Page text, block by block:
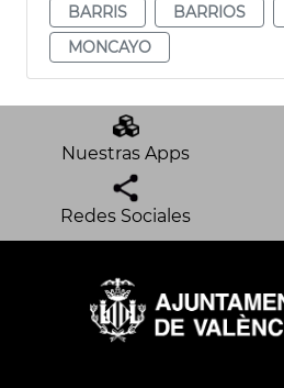
BARRIS
BARRIOS
MONCAYO
Nuestras Apps
Redes Sociales